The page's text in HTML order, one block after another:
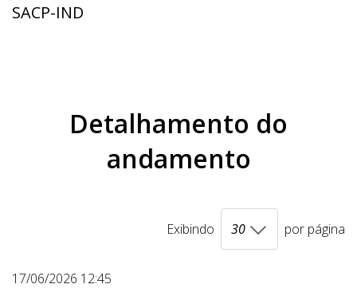
SACP-IND
Detalhamento do
andamento
Exibindo por página
17/06/2026 12:45